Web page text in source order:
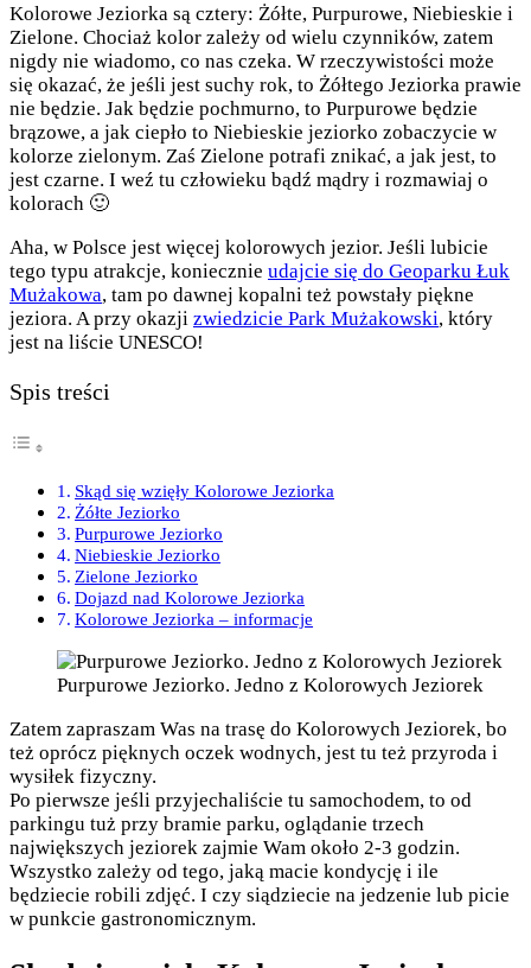
Kolorowe Jeziorka są cztery: Żółte, Purpurowe, Niebieskie i
Zielone. Chociaż kolor zależy od wielu czynników, zatem
nigdy nie wiadomo, co nas czeka. W rzeczywistości może
się okazać, że jeśli jest suchy rok, to Żółtego Jeziorka prawie
nie będzie. Jak będzie pochmurno, to Purpurowe będzie
brązowe, a jak ciepło to Niebieskie jeziorko zobaczycie w
kolorze zielonym. Zaś Zielone potrafi znikać, a jak jest, to
jest czarne. I weź tu człowieku bądź mądry i rozmawiaj o
kolorach 🙂
Aha, w Polsce jest więcej kolorowych jezior. Jeśli lubicie
tego typu atrakcje, koniecznie udajcie się do Geoparku Łuk
Mużakowa, tam po dawnej kopalni też powstały piękne
jeziora. A przy okazji zwiedzicie Park Mużakowski, który
jest na liście UNESCO!
Spis treści
Skąd się wzięły Kolorowe Jeziorka
Żółte Jeziorko
Purpurowe Jeziorko
Niebieskie Jeziorko
Zielone Jeziorko
Dojazd nad Kolorowe Jeziorka
Kolorowe Jeziorka – informacje
Purpurowe Jeziorko. Jedno z Kolorowych Jeziorek
Zatem zapraszam Was na trasę do Kolorowych Jeziorek, bo
też oprócz pięknych oczek wodnych, jest tu też przyroda i
wysiłek fizyczny.
Po pierwsze jeśli przyjechaliście tu samochodem, to od
parkingu tuż przy bramie parku, oglądanie trzech
największych jeziorek zajmie Wam około 2-3 godzin.
Wszystko zależy od tego, jaką macie kondycję i ile
będziecie robili zdjęć. I czy siądziecie na jedzenie lub picie
w punkcie gastronomicznym.